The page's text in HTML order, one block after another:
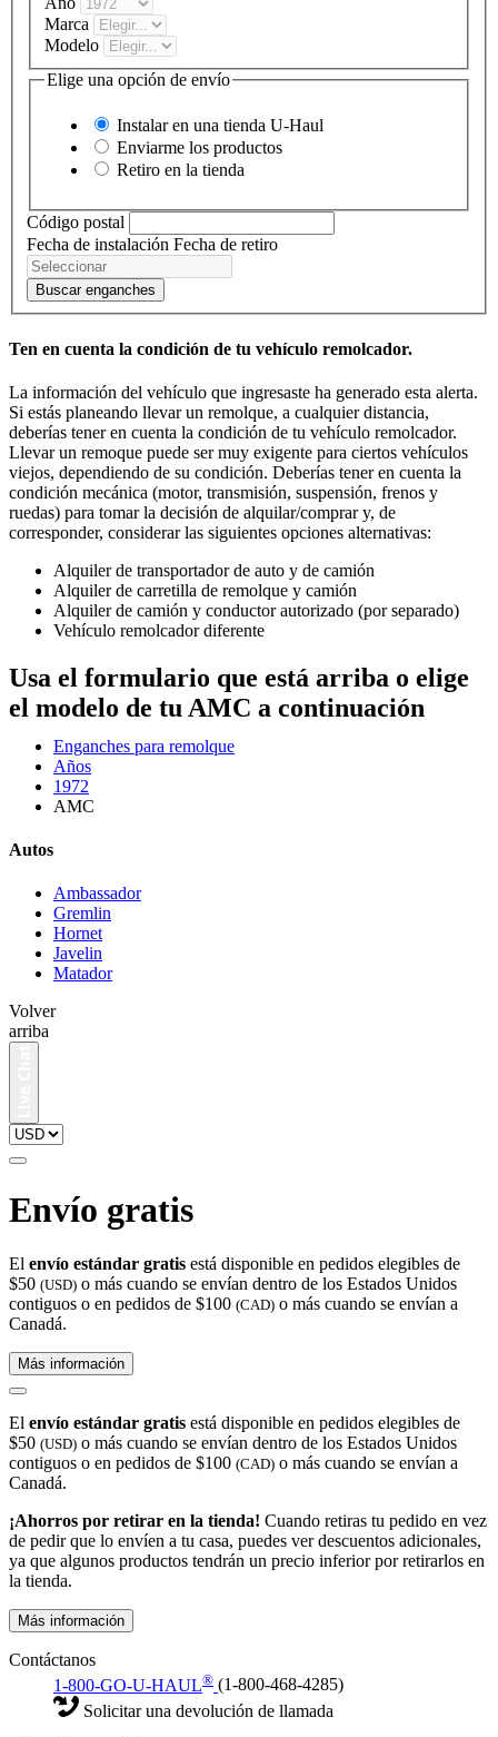
Marca
Modelo
Elige una opción de envío
Instalar en una tienda U-Haul
Enviarme los productos
Retiro en la tienda
Código postal
Fecha de instalación Fecha de retiro
Buscar enganches
Ten en cuenta la condición de tu vehículo remolcador.
La información del vehículo que ingresaste ha generado esta alerta.
Si estás planeando llevar un remolque, a cualquier distancia,
deberías tener en cuenta la condición de tu vehículo remolcador.
Llevar un remoque puede ser muy exigente para ciertos vehículos
viejos, dependiendo de su condición. Deberías tener en cuenta la
condición mecánica (motor, transmisión, suspensión, frenos y
ruedas) para tomar la decisión de alquilar/comprar y, de
corresponder, considerar las siguientes opciones alternativas:
Alquiler de transportador de auto y de camión
Alquiler de carretilla de remolque y camión
Alquiler de camión y conductor autorizado (por separado)
Vehículo remolcador diferente
Usa el formulario que está arriba o elige
el modelo de tu AMC a continuación
Enganches para remolque
Años
1972
AMC
Autos
Ambassador
Gremlin
Hornet
Javelin
Matador
Volver
arriba
Envío gratis
El envío estándar gratis está disponible en pedidos elegibles de
$50 (USD) o más cuando se envían dentro de los Estados Unidos
contiguos o en pedidos de $100 (CAD) o más cuando se envían a
Canadá.
Más información
El envío estándar gratis está disponible en pedidos elegibles de
$50 (USD) o más cuando se envían dentro de los Estados Unidos
contiguos o en pedidos de $100 (CAD) o más cuando se envían a
Canadá.
¡Ahorros por retirar en la tienda! Cuando retiras tu pedido en vez
de pedir que lo envíen a tu casa, puedes ver descuentos adicionales,
ya que algunos productos tendrán un precio inferior por retirarlos en
la tienda.
Más información
Contáctanos
1-800-GO-U-HAUL® (1-800-468-4285)
Solicitar una devolución de llamada